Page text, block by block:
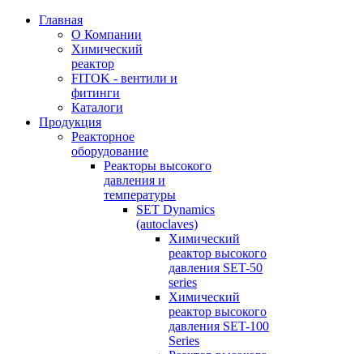
Главная
О Компании
Химический
реактор
FITOK - вентили и
фитинги
Каталоги
Продукция
Реакторное
оборудование
Реакторы высокого
давления и
температуры
SET Dynamics
(autoclaves)
Химический
реактор высокого
давления SET-50
series
Химический
реактор высокого
давления SET-100
Series